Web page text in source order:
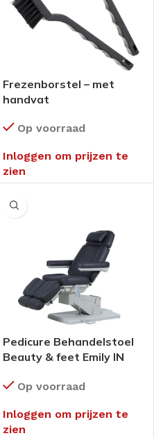
Frezenborstel – met
handvat
Op voorraad
Inloggen om prijzen te
zien
Pedicure Behandelstoel
Beauty & feet Emily IN
Op voorraad
Inloggen om prijzen te
zien